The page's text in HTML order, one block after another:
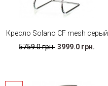
Кресло Solano CF mesh серый
5759.0 грн. 3999.0 грн.